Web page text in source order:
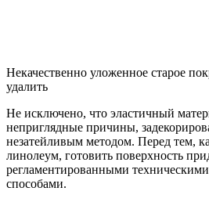
Некачественно уложенное старое
удалить
Не исключено, что эластичный
неприглядные причины,
незатейливым методом. Перед тем,
линолеум, готовить поверхность
регламентированными
способами.